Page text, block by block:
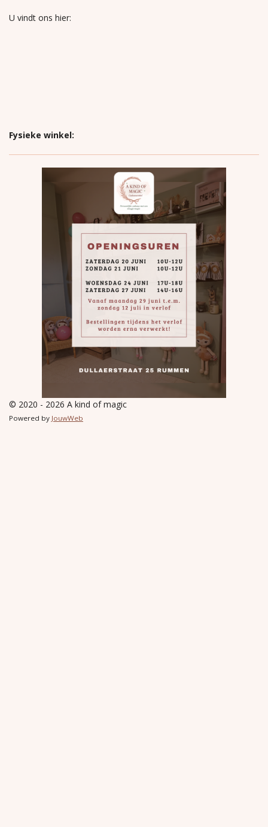
U vindt ons hier:
Fysieke winkel:
© 2020 - 2026 A kind of magic
Powered by JouwWeb